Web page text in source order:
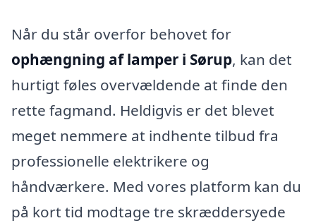
Når du står overfor behovet for
ophængning af lamper i Sørup, kan det
hurtigt føles overvældende at finde den
rette fagmand. Heldigvis er det blevet
meget nemmere at indhente tilbud fra
professionelle elektrikere og
håndværkere. Med vores platform kan du
på kort tid modtage tre skræddersyede